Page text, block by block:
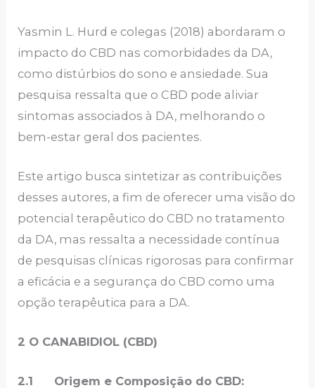
Yasmin L. Hurd e colegas (2018) abordaram o
impacto do CBD nas comorbidades da DA,
como distúrbios do sono e ansiedade. Sua
pesquisa ressalta que o CBD pode aliviar
sintomas associados à DA, melhorando o
bem-estar geral dos pacientes.
Este artigo busca sintetizar as contribuições
desses autores, a fim de oferecer uma visão do
potencial terapêutico do CBD no tratamento
da DA, mas ressalta a necessidade contínua
de pesquisas clínicas rigorosas para confirmar
a eficácia e a segurança do CBD como uma
opção terapêutica para a DA.
2 O CANABIDIOL (CBD)
2.1 Origem e Composição do CBD: